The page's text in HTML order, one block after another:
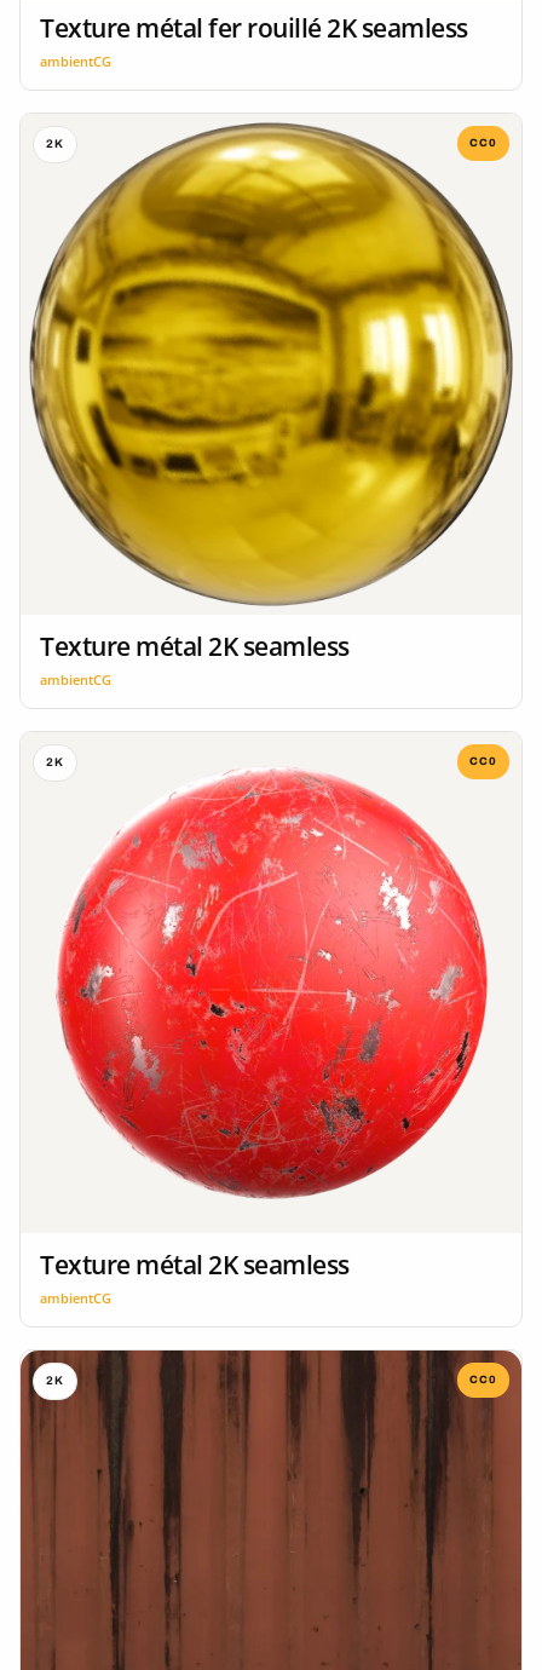
Texture métal fer rouillé 2K seamless
ambientCG
2K CC0
Texture métal 2K seamless
ambientCG
2K CC0
Texture métal 2K seamless
ambientCG
2K CC0